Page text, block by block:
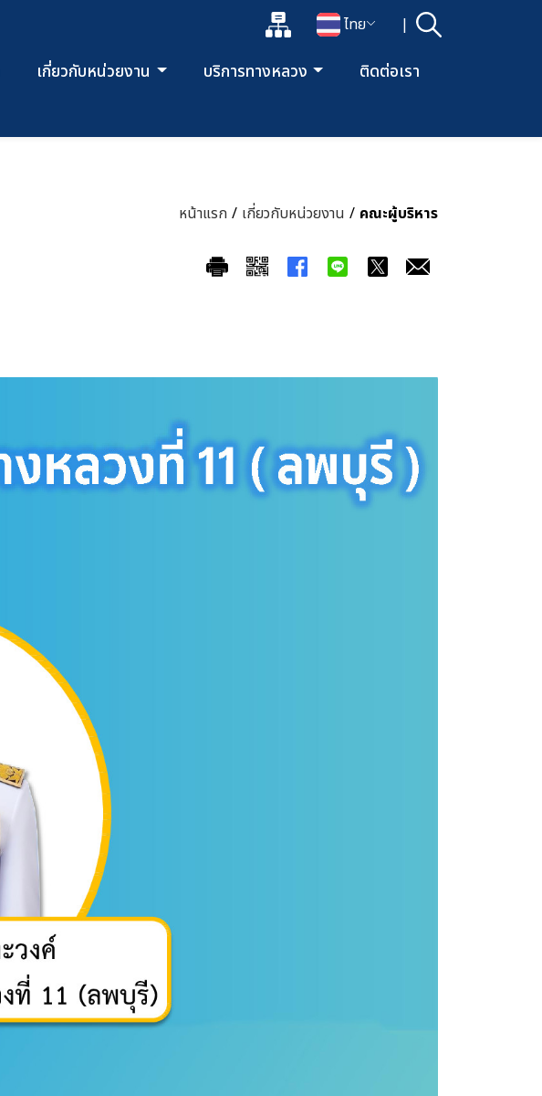
แผนผังเว็บไซต์
เปลี่ยนภาษา
ไทย | ค้นหา
เปิดกล่องค้นหาข้อมูลหลักของเว็บไซต์
เกี่ยวกับหน่วยงาน บริการทางหลวง ติดต่อเรา
หน้าแรก / เกี่ยวกับหน่วยงาน / คณะผู้บริหาร